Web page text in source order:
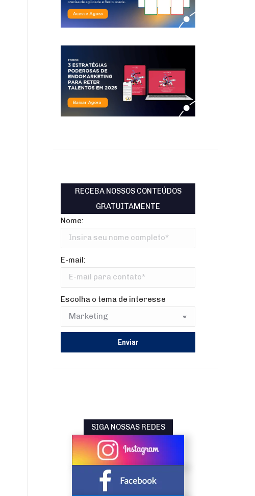
RECEBA NOSSOS CONTEÚDOS
GRATUITAMENTE
Nome:
E-mail:
Escolha o tema de interesse
SIGA NOSSAS REDES